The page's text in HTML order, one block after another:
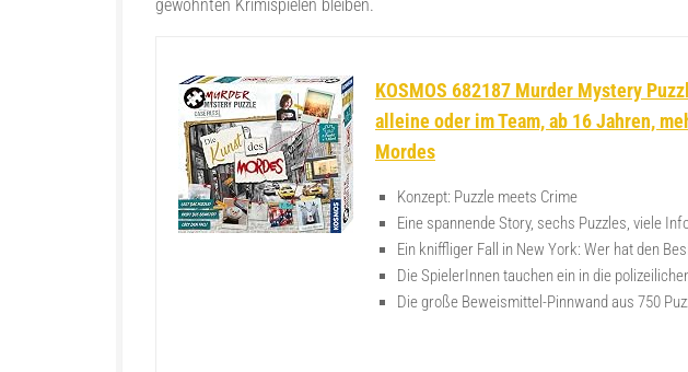
gewohnten Krimispielen bleiben.
KOSMOS ‎682187 Murder Mystery
alleine oder im Team, ab 16 Jahren,
Mordes
Konzept: Puzzle meets Crime
Eine spannende Story, sechs Puzzles, viele
Ein kniffliger Fall in New York: Wer hat den
Die SpielerInnen tauchen ein in die
Die große Beweismittel-Pinnwand aus 750